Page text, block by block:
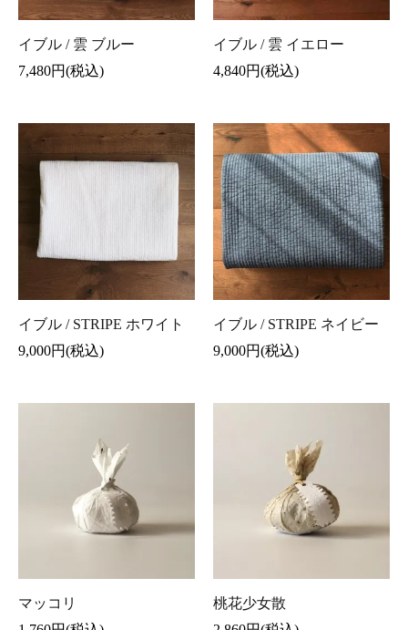
イブル / 雲 ブルー
7,480円(税込)
イブル / 雲 イエロー
4,840円(税込)
イブル / STRIPE ホワイト
9,000円(税込)
イブル / STRIPE ネイビー
9,000円(税込)
マッコリ
桃花少女散